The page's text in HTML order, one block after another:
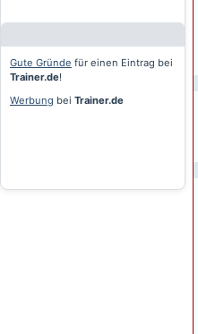
Gute Gründe für einen Eintrag bei
Trainer.de!
Werbung bei Trainer.de